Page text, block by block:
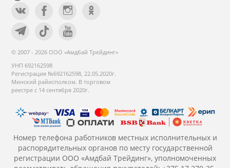
© 2007 - 2026 ООО «Амдбай Трейдинг»
УНП 692162598
Регистрация №692162598, 22.05.2020г.
Минский райисполком. В торговом
реестре с 14 сентября 2020г.
Номер телефона работников местных исполнительных и
распорядительных органов по месту государственной
регистрации ООО «Амдбай Трейдинг», уполномоченных